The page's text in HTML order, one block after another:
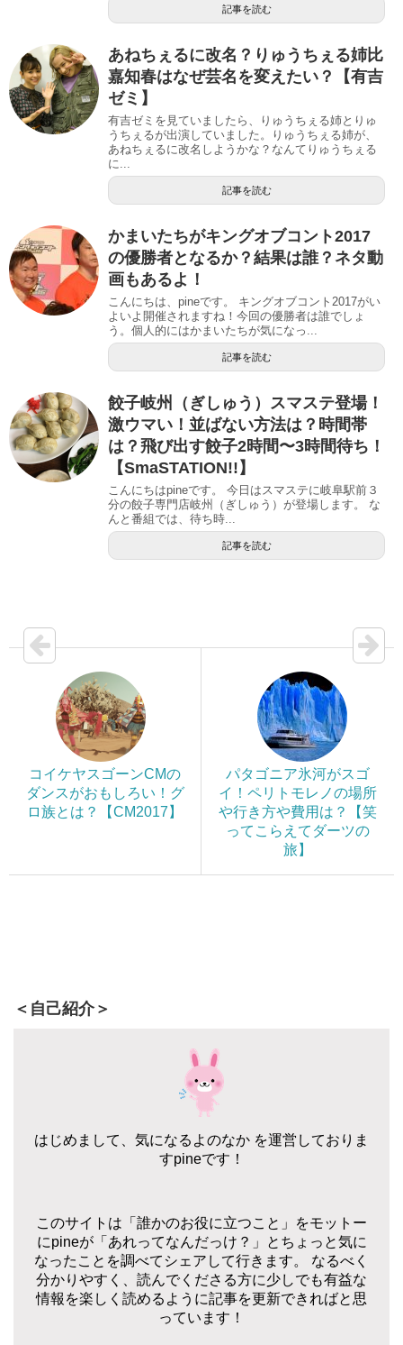
記事を読む
あねちぇるに改名？りゅうちぇる姉比
嘉知春はなぜ芸名を変えたい？【有吉
ゼミ】
有吉ゼミを見ていましたら、りゅうちぇる姉とりゅ
うちぇるが出演していました。りゅうちぇる姉が、
あねちぇるに改名しようかな？なんてりゅうちぇる
に...
記事を読む
かまいたちがキングオブコント2017
の優勝者となるか？結果は誰？ネタ動
画もあるよ！
こんにちは、pineです。 キングオブコント2017がい
よいよ開催されますね！今回の優勝者は誰でしょ
う。個人的にはかまいたちが気になっ...
記事を読む
餃子岐州（ぎしゅう）スマステ登場！
激ウマい！並ばない方法は？時間帯
は？飛び出す餃子2時間〜3時間待ち！
【SmaSTATION!!】
こんにちはpineです。 今日はスマステに岐阜駅前３
分の餃子専門店岐州（ぎしゅう）が登場します。 な
んと番組では、待ち時...
記事を読む
コイケヤスゴーンCMの
ダンスがおもしろい！グ
ロ族とは？【CM2017】
パタゴニア氷河がスゴ
イ！ペリトモレノの場所
や行き方や費用は？【笑
ってこらえてダーツの
旅】
＜自己紹介＞
はじめまして、気になるよのなか を運営しておりま
すpineです！
このサイトは「誰かのお役に立つこと」をモットー
にpineが「あれってなんだっけ？」とちょっと気に
なったことを調べてシェアして行きます。 なるべく
分かりやすく、読んでくださる方に少しでも有益な
情報を楽しく読めるように記事を更新できればと思
っています！